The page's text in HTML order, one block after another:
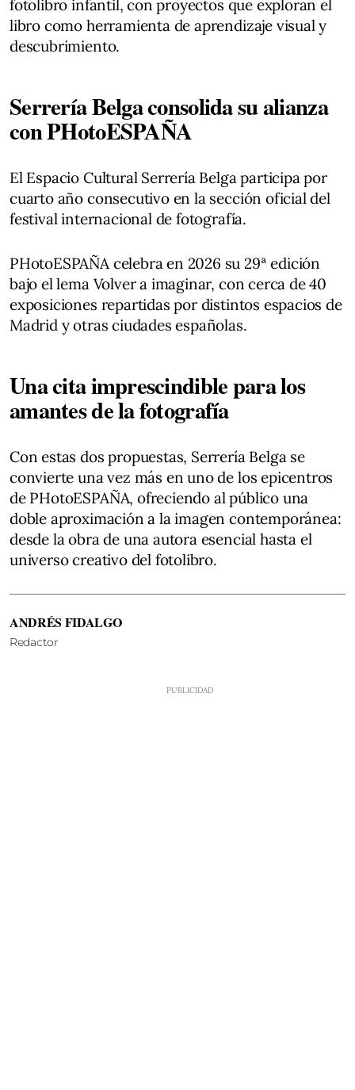
fotolibro infantil, con proyectos que exploran el
libro como herramienta de aprendizaje visual y
descubrimiento.
Serrería Belga consolida su alianza
con PHotoESPAÑA
El Espacio Cultural Serrería Belga participa por
cuarto año consecutivo en la sección oficial del
festival internacional de fotografía.
PHotoESPAÑA celebra en 2026 su 29ª edición
bajo el lema Volver a imaginar, con cerca de 40
exposiciones repartidas por distintos espacios de
Madrid y otras ciudades españolas.
Una cita imprescindible para los
amantes de la fotografía
Con estas dos propuestas, Serrería Belga se
convierte una vez más en uno de los epicentros
de PHotoESPAÑA, ofreciendo al público una
doble aproximación a la imagen contemporánea:
desde la obra de una autora esencial hasta el
universo creativo del fotolibro.
ANDRÉS FIDALGO
Redactor